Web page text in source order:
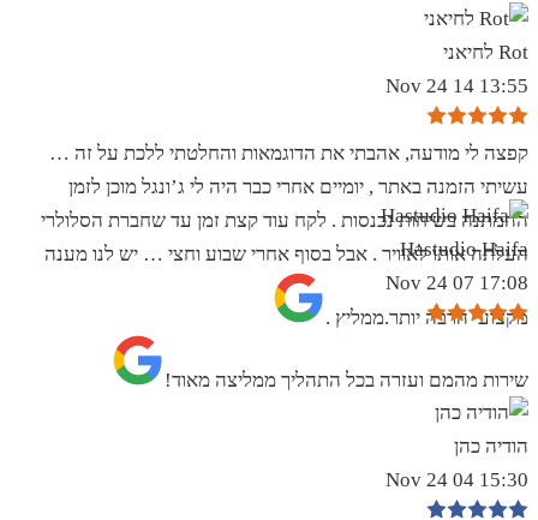
Rot לחיאני
13:55 14 Nov 24
קפצה לי מודעה, אהבתי את הדוגמאות והחלטתי ללכת על זה …
עשיתי הזמנה באתר , יומיים אחרי כבר היה לי ג’ונגל מוכן לזמן
ההמתנה בשיחות נכנסות . לקח עוד קצת זמן עד שחברת הסלולרי
העלתה אותו לאוויר . אבל בסוף אחרי שבוע וחצי … יש לנו מענה
מקצועי הרבה יותר.ממליץ .
Hastudio Haifa
17:08 07 Nov 24
שירות מהמם ועזרה בכל התהליך ממליצה מאוד!
הודיה כהן
15:30 04 Nov 24